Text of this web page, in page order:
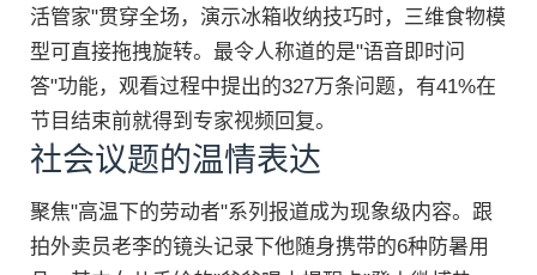
活管家"贯穿全场，演示冰箱收纳技巧时，三维食物模
型可直接拖拽旋转。最令人称道的是"语音即时问
答"功能，观看过程中提出的327万条问题，有41%在
节目结束前就得到专家视频回复。
社会议题的温情表达
聚焦"高温下的劳动者"系列报道成为现象级内容。跟
拍外卖员老李的镜头记录下他随身携带的6种防暑用